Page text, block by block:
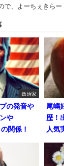
で、よーちぇきらー
政治家
の発音や
や
関係！
尾嶋
歴！
人気